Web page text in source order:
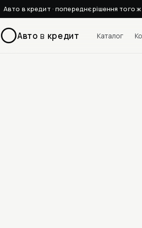
Авто в кредит · попереднє рішення того ж
Авто в кредит Каталог